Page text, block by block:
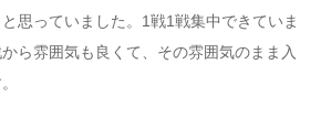
思っていました。1戦1戦集中できていま
ら雰囲気も良くて、その雰囲気のまま入